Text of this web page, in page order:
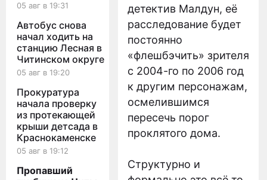
05 авг в 19:31
Автобус снова
начал ходить на
станцию Лесная в
Читинском округе
05 авг в 19:20
Прокуратура
начала проверку
из протекающей
крыши детсада в
Краснокаменске
05 авг в 19:12
Пропавший
детектив Малдун, её
расследование будет
постоянно
«флешбэчить» зрителя
с 2004-го по 2006 год
к другим персонажам,
осмелившимся
пересечь порог
проклятого дома.
Структурно и